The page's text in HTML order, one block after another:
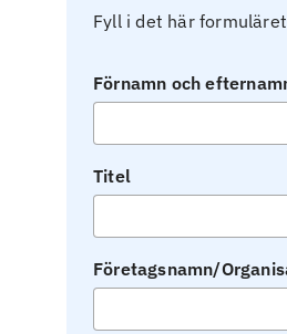
Fyll i det här
Förnamn och
Titel
Företagsnamn/